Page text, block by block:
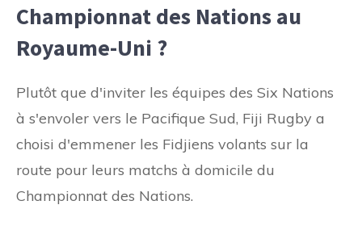
Championnat des Nations au
Royaume-Uni ?
Plutôt que d'inviter les équipes des Six Nations
à s'envoler vers le Pacifique Sud, Fiji Rugby a
choisi d'emmener les Fidjiens volants sur la
route pour leurs matchs à domicile du
Championnat des Nations.